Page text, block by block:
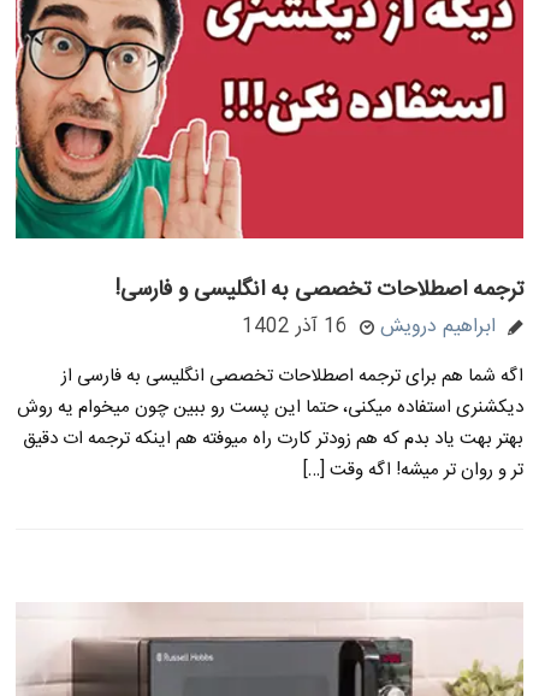
ترجمه اصطلاحات تخصصی به انگلیسی و فارسی!
ابراهیم درویش 16 آذر 1402
اگه شما هم برای ترجمه اصطلاحات تخصصی انگلیسی به فارسی از
دیکشنری استفاده میکنی، حتما این پست رو ببین چون میخوام یه روش
بهتر بهت یاد بدم که هم زودتر کارت راه میوفته هم اینکه ترجمه ات دقیق
تر و روان تر میشه! اگه وقت […]